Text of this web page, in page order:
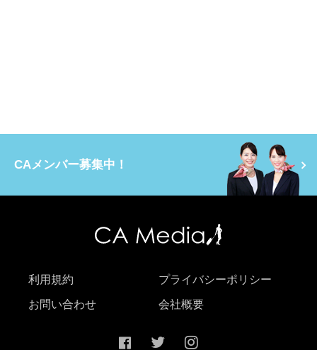
CAメンバー募集中！
利用規約 プライバシーポリシー
お問い合わせ 会社概要